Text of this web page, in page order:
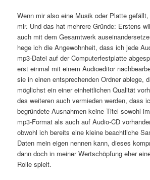
Wenn mir also eine Musik oder Platte
mir. Und das hat mehrere Gründe: Erstens
auch mit dem Gesamtwerk
hege ich die Angewohnheit, dass ich jede
mp3-Datei auf der Computerfestplatte
erst einmal mit einem Audioeditor
sie in einen entsprechenden Ordner ablege,
möglichst ein einer einheitlichen Qualität
des weiteren auch vermieden werden, dass
begründete Ausnahmen keine Titel sowohl
mp3-Format als auch auf Audio-CD
obwohl ich bereits eine kleine beachtliche
Daten mein eigen nennen kann, dieses
dann doch in meiner Wertschöpfung eher
Rolle spielt.